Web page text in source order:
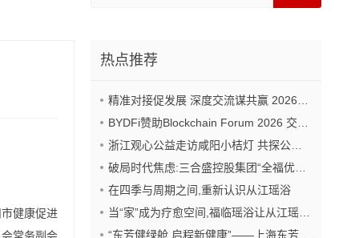
健康促进
热点推荐
在四季与周期之间,重新认识从江瑶浴